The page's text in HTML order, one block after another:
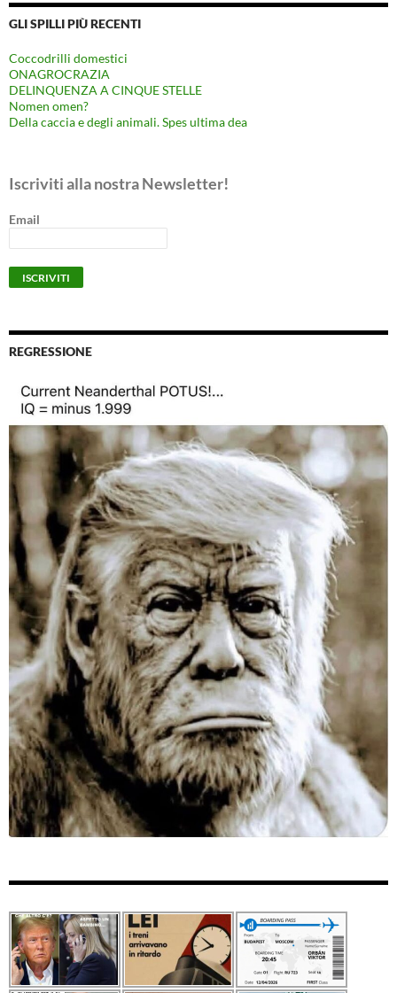
GLI SPILLI PIÙ RECENTI
Coccodrilli domestici
ONAGROCRAZIA
DELINQUENZA A CINQUE STELLE
Nomen omen?
Della caccia e degli animali. Spes ultima dea
Iscriviti alla nostra Newsletter!
Email
REGRESSIONE